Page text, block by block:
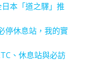
日本「道之驛」推
停休息站，我的實
、休息站與必訪